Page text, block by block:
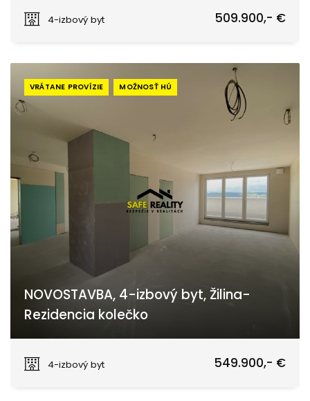
4-izbový byt
509.900,- €
VRÁTANE PROVÍZIE MOŽNOSŤ HÚ
NOVOSTAVBA, 4-izbový byt, Žilina-
Rezidencia kolečko
4-izbový byt
549.900,- €